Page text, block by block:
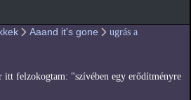
Aaand it's gone
ugrás a
felzokogtam: "szívében egy erődítményre